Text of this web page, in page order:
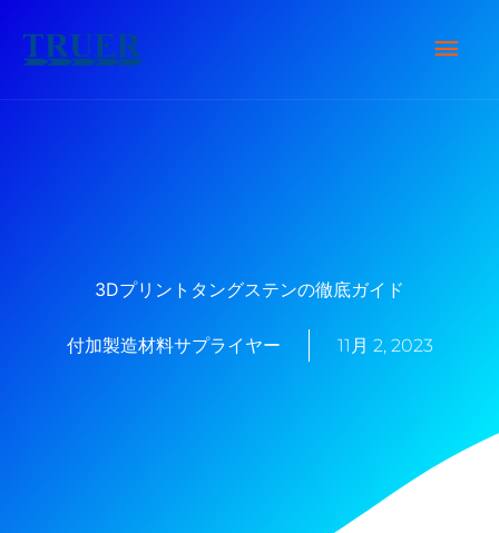
メ
3Dプリントタングステンの徹底ガイド
付加製造材料サプライヤー 11月 2, 2023